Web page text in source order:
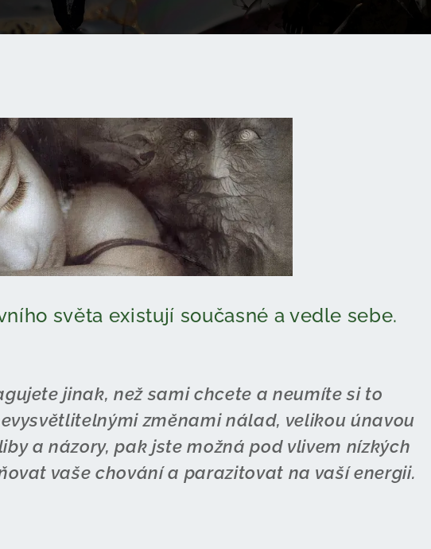
světa existují současné a vedle sebe.
jinak, než sami chcete a neumíte si to
změnami nálad, velikou únavou
a názory, pak jste možná pod vlivem nízkých
vaše chování a parazitovat na vaší energii.